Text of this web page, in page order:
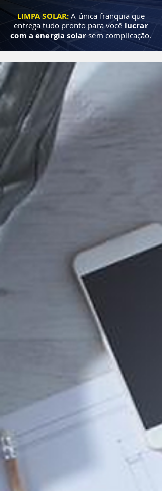
LIMPA SOLAR:A única franquia que
entrega tudo pronto para você lucrar
com a energia solar sem complicação.